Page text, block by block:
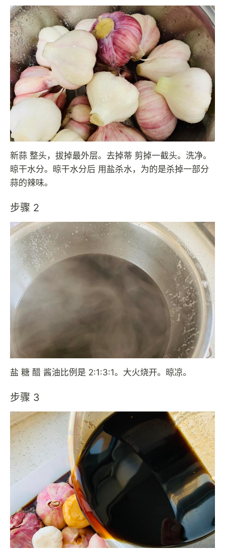
新蒜 整头，拔掉最外层。去掉蒂 剪掉一截头。洗净。
晾干水分。晾干水分后 用盐杀水，为的是杀掉一部分
蒜的辣味。
步骤 2
盐 糖 醋 酱油比例是 2:1:3:1。大火烧开。晾凉。
步骤 3